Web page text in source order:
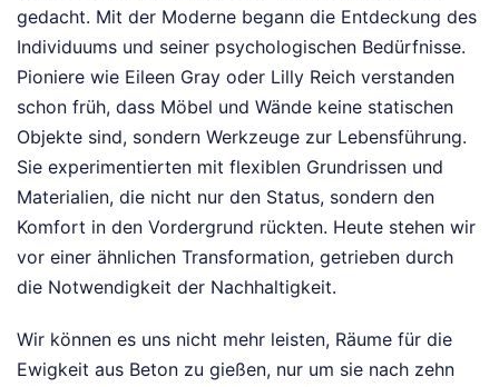
gedacht. Mit der Moderne begann die Entdeckung des
Individuums und seiner psychologischen Bedürfnisse.
Pioniere wie Eileen Gray oder Lilly Reich verstanden
schon früh, dass Möbel und Wände keine statischen
Objekte sind, sondern Werkzeuge zur Lebensführung.
Sie experimentierten mit flexiblen Grundrissen und
Materialien, die nicht nur den Status, sondern den
Komfort in den Vordergrund rückten. Heute stehen wir
vor einer ähnlichen Transformation, getrieben durch
die Notwendigkeit der Nachhaltigkeit.
Wir können es uns nicht mehr leisten, Räume für die
Ewigkeit aus Beton zu gießen, nur um sie nach zehn